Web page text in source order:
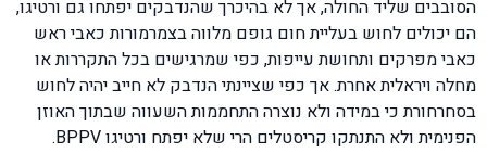
הסובבים שליד החולה, אך לא בהיכרך שהנדבקים יפתחו גם ורטיגו,
הם יכולים לחוש בעליית חום גופם מלווה בצמרמורות כאבי ראש
כאבי מפרקים ותחושת עייפות, כפי שמרגישים בכל התקררות או
מחלה ויראלית אחרת. אך כפי שציינתי הנדבק לא חייב יהיה לחוש
בסחרחורת כי במידה ולא נוצרה התחממות השעווה שבתוך האוזן
הפנימית ולא התנתקו קריסטלים הרי שלא יפתח ורטיגו BPPV.